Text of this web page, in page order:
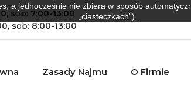
, sob: 7:00-13:00
, sob:8:00-13:00
Zasady Najmu O Firmie
a jednocześnie nie zbiera w sposób
„ciasteczkach”).